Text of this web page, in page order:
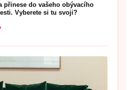
přinese do vašeho obývacího
Vyberete si tu svoji?